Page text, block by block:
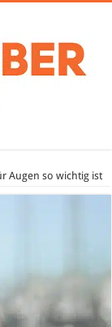
Augen so wichtig ist